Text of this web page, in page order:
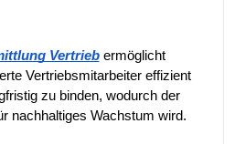
Vertrieb ermöglicht
Vertriebsmitarbeiter effizient
zu binden, wodurch der
nachhaltiges Wachstum wird.